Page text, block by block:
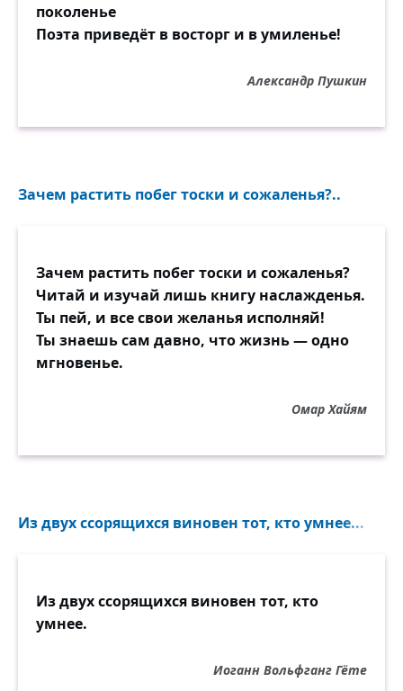
поколенье
Поэта приведёт в восторг и в умиленье!
Александр Пушкин
Зачем растить побег тоски и сожаленья?..
Зачем растить побег тоски и сожаленья?
Читай и изучай лишь книгу наслажденья.
Ты пей, и все свои желанья исполняй!
Ты знаешь сам давно, что жизнь — одно
мгновенье.
Омар Хайям
Из двух ссорящихся виновен тот, кто умнее...
Из двух ссорящихся виновен тот, кто
умнее.
Иоганн Вольфганг Гёте